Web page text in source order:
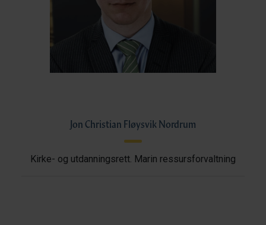
Jon Christian Fløysvik Nordrum
Kirke- og utdanningsrett. Marin ressursforvaltning